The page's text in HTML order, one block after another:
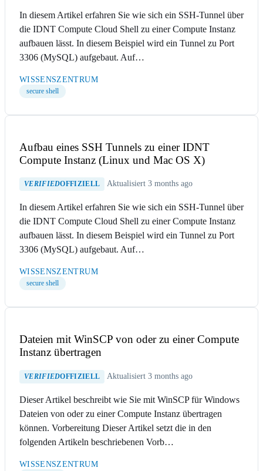
In diesem Artikel erfahren Sie wie sich ein SSH-Tunnel über
die IDNT Compute Cloud Shell zu einer Compute Instanz
aufbauen lässt. In diesem Beispiel wird ein Tunnel zu Port
3306 (MySQL) aufgebaut. Auf…
WISSENSZENTRUM
secure shell
Aufbau eines SSH Tunnels zu einer IDNT
Compute Instanz (Linux und Mac OS X)
VERIFIEDOFFIZIELL Aktualisiert 3 months ago
In diesem Artikel erfahren Sie wie sich ein SSH-Tunnel über
die IDNT Compute Cloud Shell zu einer Compute Instanz
aufbauen lässt. In diesem Beispiel wird ein Tunnel zu Port
3306 (MySQL) aufgebaut. Auf…
WISSENSZENTRUM
secure shell
Dateien mit WinSCP von oder zu einer Compute
Instanz übertragen
VERIFIEDOFFIZIELL Aktualisiert 3 months ago
Dieser Artikel beschreibt wie Sie mit WinSCP für Windows
Dateien von oder zu einer Compute Instanz übertragen
können. Vorbereitung Dieser Artikel setzt die in den
folgenden Artikeln beschriebenen Vorb…
WISSENSZENTRUM